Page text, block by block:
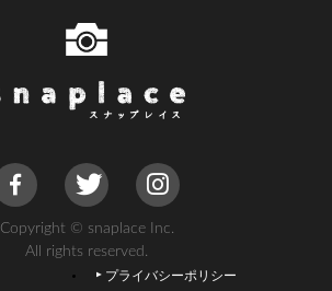
Copyright © snaplace Inc.
All rights reserved.
プライバシーポリシー